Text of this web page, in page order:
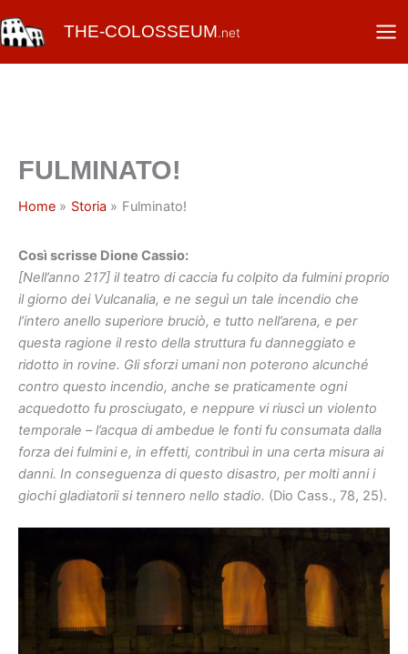
al
THE-COLOSSEUM.net
FULMINATO!
Home Storia Fulminato!
Così scrisse Dione Cassio:
[Nell’anno 217] il teatro di caccia fu colpito da fulmini proprio
il giorno dei Vulcanalia, e ne seguì un tale incendio che
l’intero anello superiore bruciò, e tutto nell’arena, e per
questa ragione il resto della struttura fu danneggiato e
ridotto in rovine. Gli sforzi umani non poterono alcunché
contro questo incendio, anche se praticamente ogni
acquedotto fu prosciugato, e neppure vi riuscì un violento
temporale – l’acqua di ambedue le fonti fu consumata dalla
forza dei fulmini e, in effetti, contribuì in una certa misura ai
danni. In conseguenza di questo disastro, per molti anni i
giochi gladiatorii si tennero nello stadio. (Dio Cass., 78, 25).